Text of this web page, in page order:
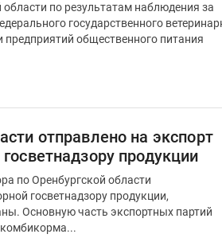
по результатам наблюдения за
государственного
предприятий общественного питания
отправлено на экспорт
продукции
по Оренбургской области
госветнадзору продукции,
комбикорма...